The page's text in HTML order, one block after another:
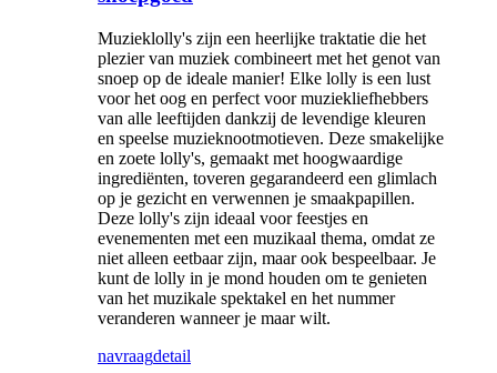
Muzieklolly's zijn een heerlijke traktatie die het
plezier van muziek combineert met het genot van
snoep op de ideale manier! Elke lolly is een lust
voor het oog en perfect voor muziekliefhebbers
van alle leeftijden dankzij de levendige kleuren
en speelse muzieknootmotieven. Deze smakelijke
en zoete lolly's, gemaakt met hoogwaardige
ingrediënten, toveren gegarandeerd een glimlach
op je gezicht en verwennen je smaakpapillen.
Deze lolly's zijn ideaal voor feestjes en
evenementen met een muzikaal thema, omdat ze
niet alleen eetbaar zijn, maar ook bespeelbaar. Je
kunt de lolly in je mond houden om te genieten
van het muzikale spektakel en het nummer
veranderen wanneer je maar wilt.
navraagdetail